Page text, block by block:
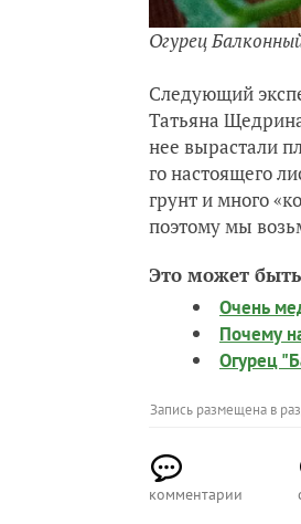
Огурец
Следующий
Татьяна
нее вырастали
го настоящего
грунт и много
поэтому мы
Это может
Очень
Почему
Огурец
Запись размещена в
комментарии